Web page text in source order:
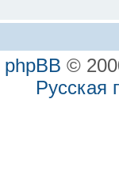
phpBB ©
Русская